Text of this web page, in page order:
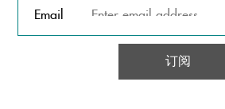
Email
订阅